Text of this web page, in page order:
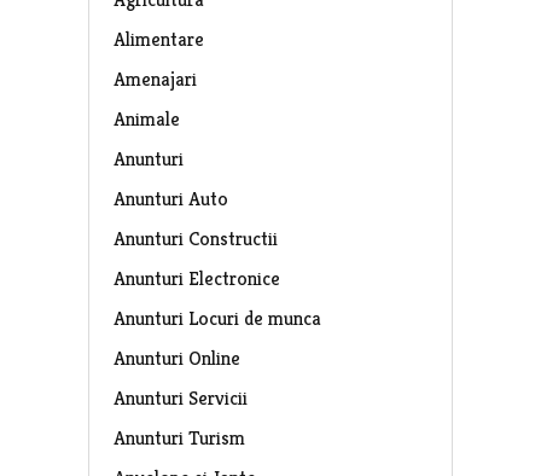
Alimentare
Amenajari
Animale
Anunturi
Anunturi Auto
Anunturi Constructii
Anunturi Electronice
Anunturi Locuri de munca
Anunturi Online
Anunturi Servicii
Anunturi Turism